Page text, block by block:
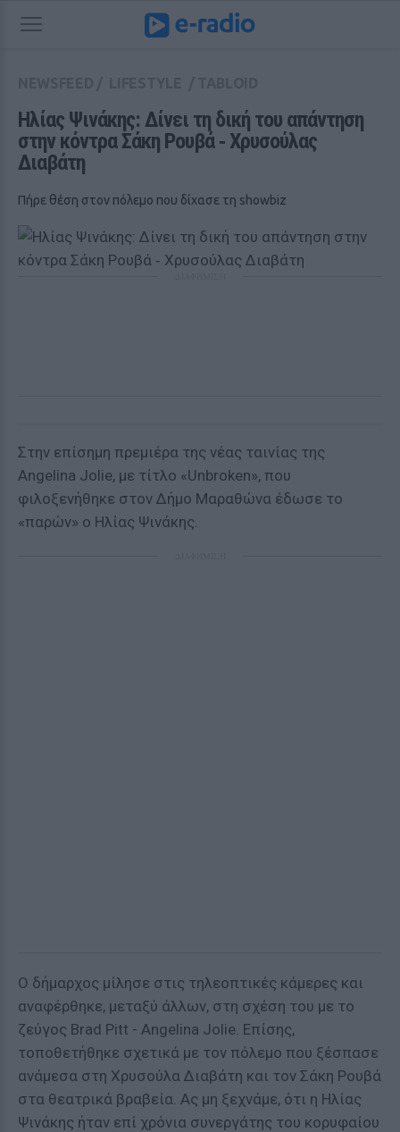
Ηλίας Ψινάκης: Δίνει τη δική του απάντηση
στην κόντρα Σάκη Ρουβά ‑ Χρυσούλας
Διαβάτη
Πήρε θέση στον πόλεμο που δίχασε τη showbiz
Στην επίσημη πρεμιέρα της νέας ταινίας της
Angelina Jolie, με τίτλο «Unbroken», που
φιλοξενήθηκε στον Δήμο Μαραθώνα έδωσε το
«παρών» ο Ηλίας Ψινάκης.
Ο δήμαρχος μίλησε στις τηλεοπτικές κάμερες και
αναφέρθηκε, μεταξύ άλλων, στη σχέση του με το
ζεύγος Brad Pitt - Angelina Jolie. Επίσης,
τοποθετήθηκε σχετικά με τον πόλεμο που ξέσπασε
ανάμεσα στη Χρυσούλα Διαβάτη και τον Σάκη Ρουβά
στα θεατρικά βραβεία. Ας μη ξεχνάμε, ότι η Ηλίας
Ψινάκης ήταν επί χρόνια συνεργάτης του κορυφαίου